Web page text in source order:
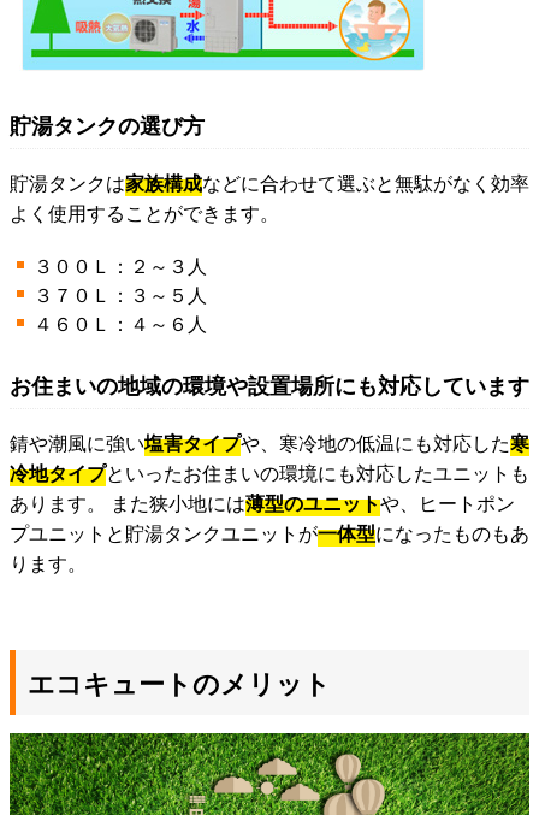
貯湯タンクの選び方
貯湯タンクは家族構成などに合わせて選ぶと無駄がなく効率
よく使用することができます。
３００Ｌ：２～３人
３７０Ｌ：３～５人
４６０Ｌ：４～６人
お住まいの地域の環境や設置場所にも対応しています
錆や潮風に強い塩害タイプや、寒冷地の低温にも対応した寒
冷地タイプといったお住まいの環境にも対応したユニットも
あります。 また狭小地には薄型のユニットや、ヒートポン
プユニットと貯湯タンクユニットが一体型になったものもあ
ります。
エコキュートのメリット